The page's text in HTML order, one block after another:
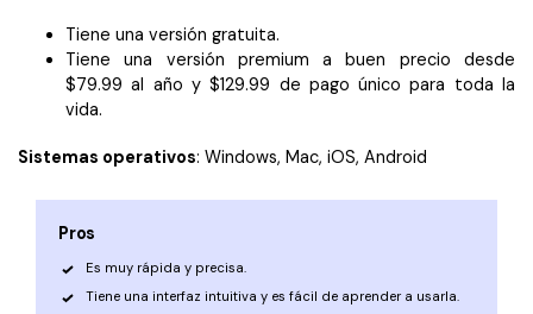
Tiene una versión gratuita.
Tiene una versión premium a buen precio desde
$79.99 al año y $129.99 de pago único para toda la
vida.
Sistemas operativos: Windows, Mac, iOS, Android
Pros
Es muy rápida y precisa.
Tiene una interfaz intuitiva y es fácil de aprender a usarla.